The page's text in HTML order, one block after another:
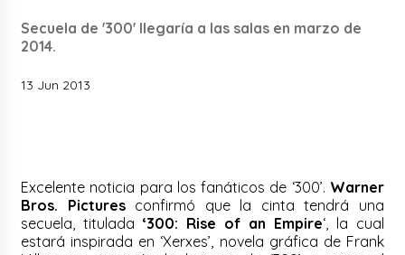
Secuela de '300' llegaría a las salas en marzo de
2014.
13 Jun 2013
Excelente noticia para los fanáticos de ‘300’. Warner
Bros. Picturesconfirmó que la cinta tendrá una
secuela, titulada‘300: Rise of an Empire‘, la cual
estará inspirada en ‘Xerxes’, novela gráfica de Frank